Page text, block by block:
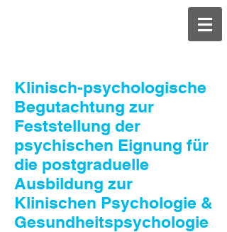
Klinisch-psychologische
Begutachtung zur
Feststellung der
psychischen Eignung für
die postgraduelle
Ausbildung zur
Klinischen Psychologie &
Gesundheitspsychologie